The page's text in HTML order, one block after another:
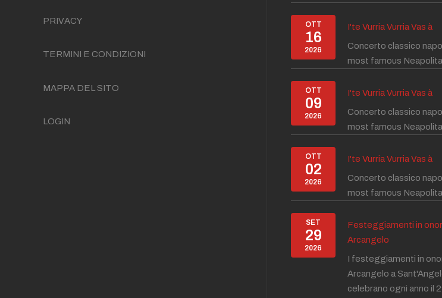
PRIVACY
TERMINI E CONDIZIONI
MAPPA DEL SITO
LOGIN
OTT
16
2026
I'te Vurria Vurria Vas à
Concerto classico
most famous
OTT
09
2026
I'te Vurria Vurria Vas à
Concerto classico
most famous
OTT
02
2026
I'te Vurria Vurria Vas à
Concerto classico
most famous
SET
29
2026
Festeggiamenti in
Arcangelo
I festeggiamenti in
Arcangelo a
celebrano ogni anno il